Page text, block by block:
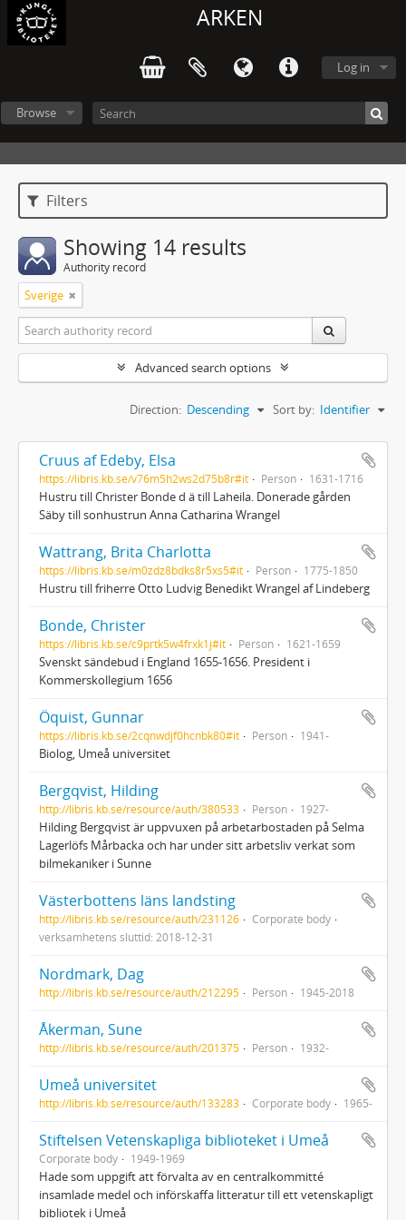
ARKEN
Log in
Browse
Filters
Showing 14 results
Authority record
Sverige
Advanced search options
Sort by: Identifier
Direction: Descending
Cruus af Edeby, Elsa
https://libris.kb.se/v76m5h2ws2d75b8r#it Person 1631-1716
Hustru till Christer Bonde d ä till Laheila. Donerade gården
Säby till sonhustrun Anna Catharina Wrangel
Wattrang, Brita Charlotta
https://libris.kb.se/m0zdz8bdks8r5xs5#it Person 1775-1850
Hustru till friherre Otto Ludvig Benedikt Wrangel af Lindeberg
Bonde, Christer
https://libris.kb.se/c9prtk5w4frxk1j#it Person 1621-1659
Svenskt sändebud i England 1655-1656. President i
Kommerskollegium 1656
Öquist, Gunnar
https://libris.kb.se/2cqnwdjf0hcnbk80#it Person 1941-
Biolog, Umeå universitet
Bergqvist, Hilding
http://libris.kb.se/resource/auth/380533 Person 1927-
Hilding Bergqvist är uppvuxen på arbetarbostaden på Selma
Lagerlöfs Mårbacka och har under sitt arbetsliv verkat som
bilmekaniker i Sunne
Västerbottens läns landsting
http://libris.kb.se/resource/auth/231126
Corporate body
verksamhetens sluttid: 2018-12-31
Nordmark, Dag
http://libris.kb.se/resource/auth/212295 Person 1945-2018
Åkerman, Sune
http://libris.kb.se/resource/auth/201375 Person 1932-
Umeå universitet
http://libris.kb.se/resource/auth/133283 Corporate body 1965-
Stiftelsen Vetenskapliga biblioteket i Umeå
Corporate body 1949-1969
Hade som uppgift att förvalta av en centralkommitté
insamlade medel och införskaffa litteratur till ett vetenskapligt
bibliotek i Umeå